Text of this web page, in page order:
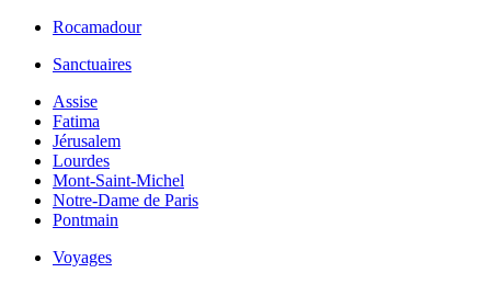
Rocamadour
Sanctuaires
Assise
Fatima
Jérusalem
Lourdes
Mont-Saint-Michel
Notre-Dame de Paris
Pontmain
Voyages